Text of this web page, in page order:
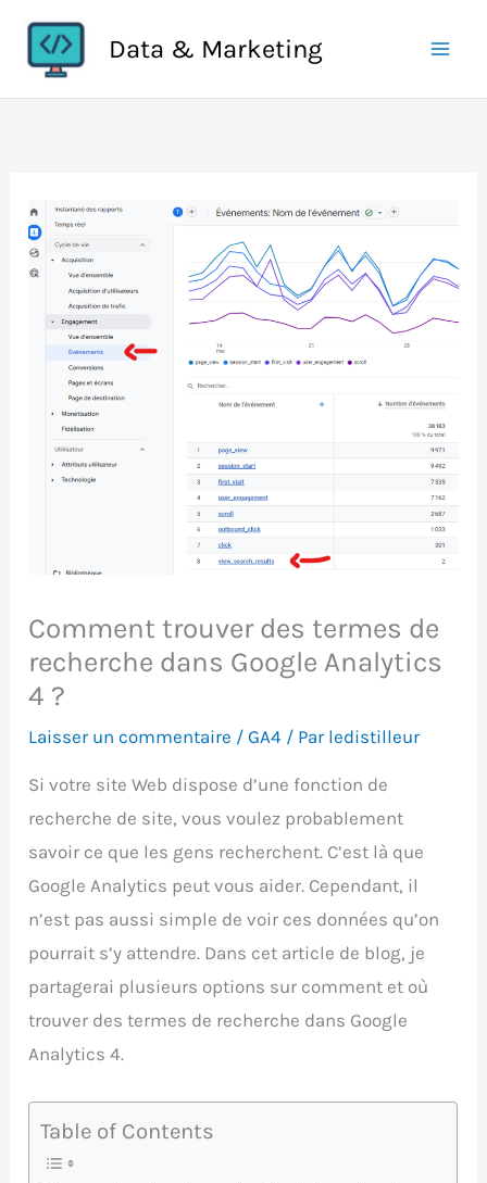
contenu
Data & Marketing
Comment trouver des termes de
recherche dans Google Analytics
4 ?
Laisser un commentaire /GA4 / Par ledistilleur
Si votre site Web dispose d’une fonction de
recherche de site, vous voulez probablement
savoir ce que les gens recherchent. C’est là que
Google Analytics peut vous aider. Cependant, il
n’est pas aussi simple de voir ces données qu’on
pourrait s’y attendre. Dans cet article de blog, je
partagerai plusieurs options sur comment et où
trouver des termes de recherche dans Google
Analytics 4.
Table of Contents